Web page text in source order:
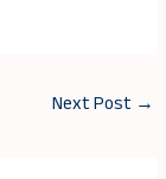
Next Post →